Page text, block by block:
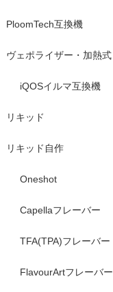
PloomTech互換機
ヴェポライザー・加熱式
iQOSイルマ互換機
リキッド
リキッド自作
Oneshot
Capellaフレーバー
TFA(TPA)フレーバー
FlavourArtフレーバー